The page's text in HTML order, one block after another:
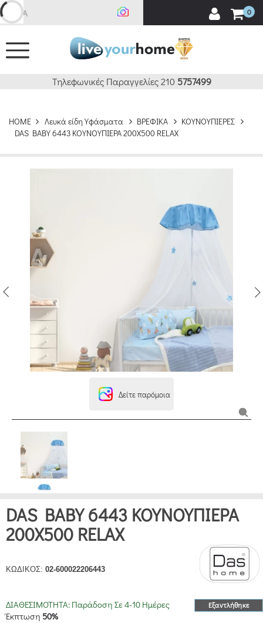
Ανα 0
Τηλεφωνικές Παραγγελίες 210 5757499
HOME Λευκά είδη Υφάσματα ΒΡΕΦΙΚΑ
ΚΟΥΝΟΥΠΙΕΡΕΣ
DAS BABY 6443 ΚΟΥΝΟΥΠΙΕΡΑ 200Χ500 RELAX
Δείτε παρόμοια
DAS BABY 6443 ΚΟΥΝΟΥΠΙΕΡΑ
200Χ500 RELAX
ΚΩΔΙΚΟΣ: 02-600022206443
Εξαντλήθηκε
ΔΙΑΘΕΣΙΜΟΤΗΤΑ: Παράδοση Σε 4-10 Ημέρες
Έκπτωση 50%